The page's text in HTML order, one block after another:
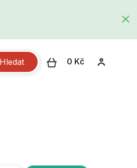
Hledat 0 Kč